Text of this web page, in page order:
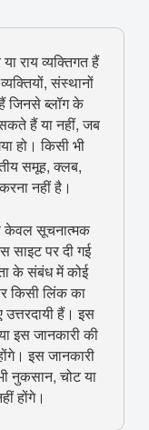
राय व्यक्तिगत हैं
संस्थानों
जिनसे ब्लॉग के
हैं या नहीं, जब
हो। किसी भी
समूह, क्लब,
नहीं है।
केवल सूचनात्मक
साइट पर दी गई
के संबंध में कोई
किसी लिंक का
हैं। इस
इस जानकारी की
इस जानकारी
नुकसान, चोट या
होंगे।
de